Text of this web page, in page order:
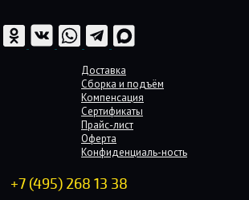
Доставка
Сборка и подъём
Компенсация
Сертификаты
Прайс-лист
Оферта
Конфиденциаль-ность
+7 (495) 268 13 38